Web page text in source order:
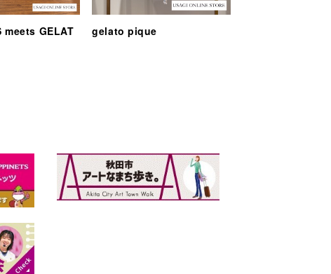
meets GELAT
gelato pique